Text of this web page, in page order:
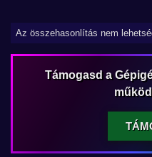
Az összehasonlítás nem
Támogasd a